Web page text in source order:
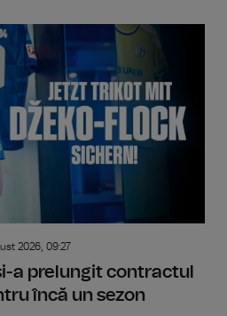
2026, 09:27
a prelungit contractul
încă un sezon